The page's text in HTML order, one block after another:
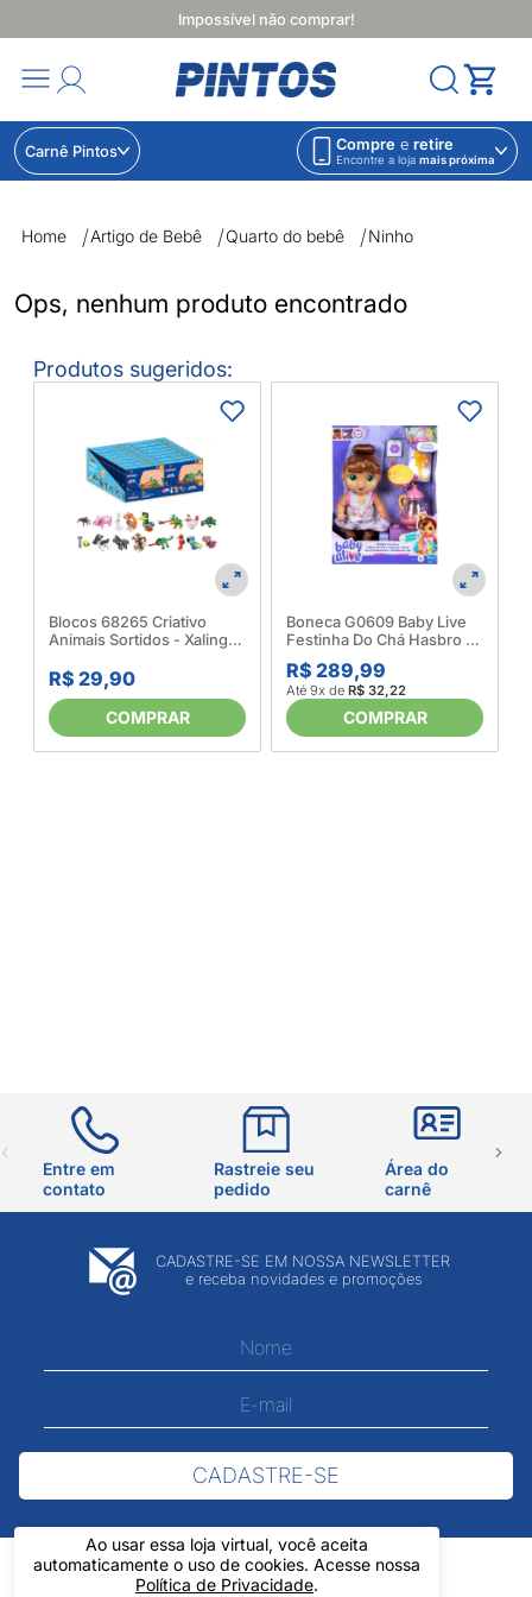
Impossível não comprar!
Carnê Pintos Compre e retire
Encontre a loja mais próxima
Home
Artigo de Bebê Quarto do bebê Ninho
Ops, nenhum produto encontrado
Produtos sugeridos:
Blocos 68265 Criativo
Animais Sortidos - Xalingo
R$ 29,90
COMPRAR
Boneca G0609 Baby Live
Festinha Do Chá Hasbro -
Emdisa 686940
R$ 289,99
Até 9x de R$ 32,22
COMPRAR
Ao usar essa loja virtual, você aceita
automaticamente o uso de cookies. Acesse nossa
Política de Privacidade.
Entre em
contato
Rastreie seu
pedido
Área do
carnê
CADASTRE-SE EM NOSSA NEWSLETTER
e receba novidades e promoções
CADASTRE-SE